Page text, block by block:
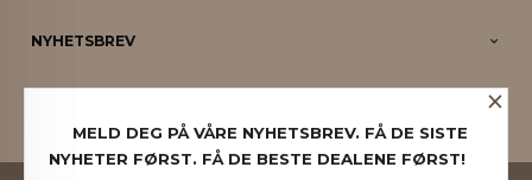
NYHETSBREV
PARTNERE ×
MELD DEG PÅ VÅRE NYHETSBREV. FÅ DE SISTE
NYHETER FØRST. FÅ DE BESTE DEALENE FØRST!